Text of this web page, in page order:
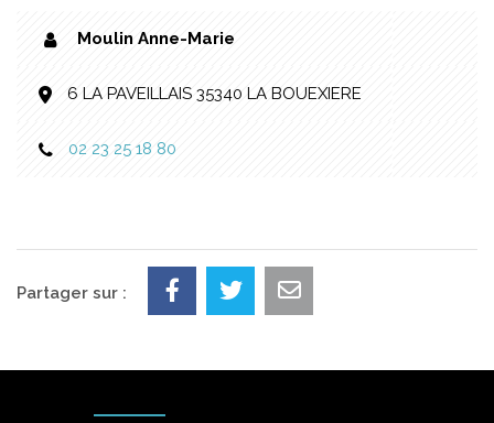
Moulin Anne-Marie
6 LA PAVEILLAIS 35340 LA BOUEXIERE
02 23 25 18 80
Partager sur :